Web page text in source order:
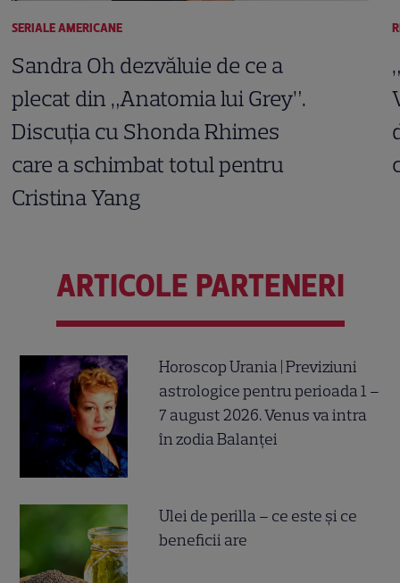
SERIALE AMERICANE
Sandra Oh dezvăluie de ce a
plecat din „Anatomia lui Grey”.
Discuția cu Shonda Rhimes
care a schimbat totul pentru
Cristina Yang
ARTICOLE PARTENERI
Horoscop Urania | Previziuni
astrologice pentru perioada 1 –
7 august 2026. Venus va intra
în zodia Balanței
Ulei de perilla – ce este și ce
beneficii are